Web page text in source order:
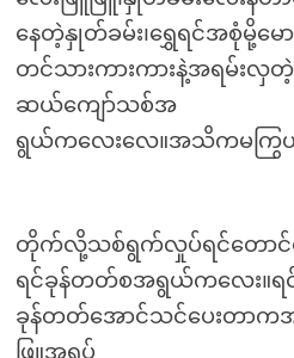
နေတဲ့နှုတ်ခမ်း၊ရွှေရင်အစုံမို့
တင်သားကားကားနဲ့အရမ်း
ဆယ်ကျော်သစ်အ
ရွယ်ကလေးလေ။အသိကမကြွ
တိုက်လို့သစ်ရွက်လှုပ်ရင်တော
ရင်ခုန်တတ်စအရွယ်ကလေး။
ခုန်တတ်အောင်သင်ပေးတာကအ
ဖြူအရပ်